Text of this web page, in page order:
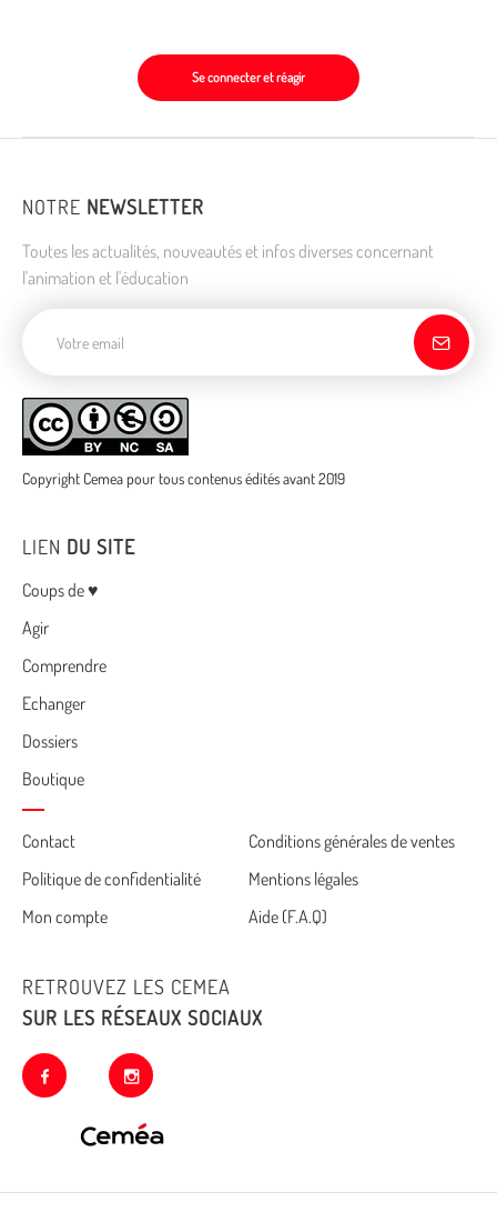
Se connecter et réagir
NOTRE NEWSLETTER
Toutes les actualités, nouveautés et infos diverses concernant
l'animation et l'éducation
Copyright Cemea pour tous contenus édités avant 2019
LIEN DU SITE
Menu
Coups de ♥
Agir
Comprendre
Echanger
Dossiers
Boutique
Cemea
footer
Contact
Conditions générales de ventes
Politique de confidentialité
Mentions légales
Mon compte
Aide (F.A.Q)
RETROUVEZ LES CEMEA
SUR LES RÉSEAUX SOCIAUX
facebook instagram